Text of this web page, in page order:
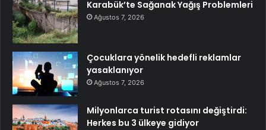
Karabük’te Sağanak Yağış Problemleri
Ağustos 7, 2026
Çocuklara yönelik hedefli reklamlar
yasaklanıyor
Ağustos 7, 2026
Milyonlarca turist rotasını değiştirdi:
Herkes bu 3 ülkeye gidiyor